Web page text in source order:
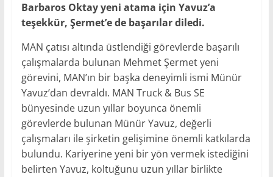
Barbaros Oktay yeni atama için Yavuz’a
teşekkür, Şermet’e de başarılar diledi.
MAN çatısı altında üstlendiği görevlerde başarılı
çalışmalarda bulunan Mehmet Şermet yeni
görevini, MAN’ın bir başka deneyimli ismi Münür
Yavuz’dan devraldı. MAN Truck & Bus SE
bünyesinde uzun yıllar boyunca önemli
görevlerde bulunan Münür Yavuz, değerli
çalışmaları ile şirketin gelişimine önemli katkılarda
bulundu. Kariyerine yeni bir yön vermek istediğini
belirten Yavuz, koltuğunu uzun yıllar birlikte